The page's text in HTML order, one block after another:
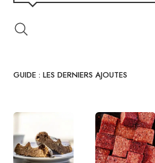
GUIDE : LES DERNIERS AJOUTES